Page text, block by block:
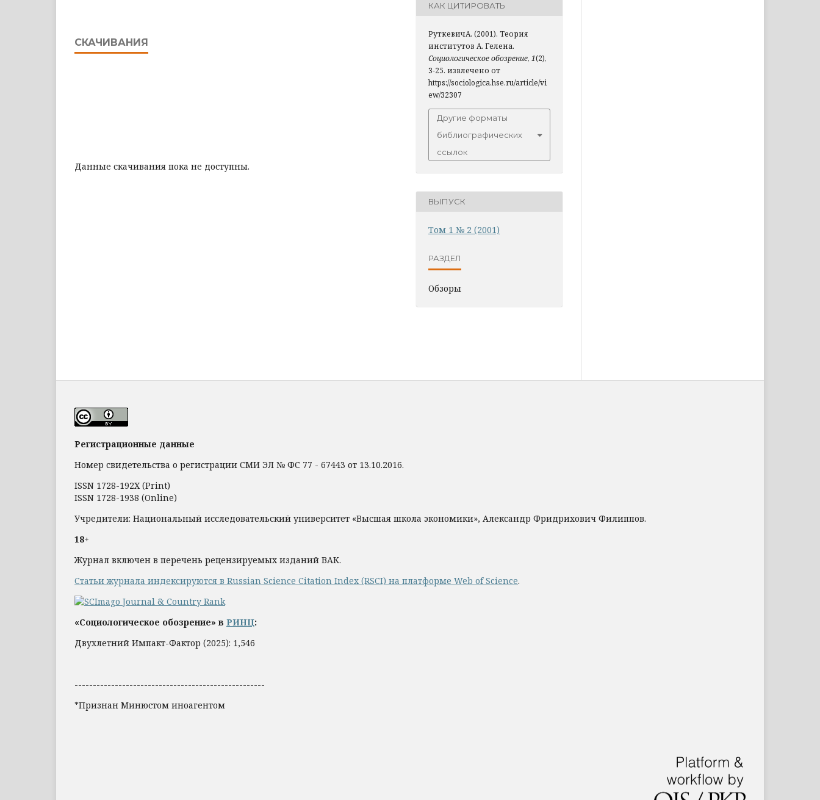
СКАЧИВАНИЯ
Данные скачивания пока не доступны.
КАК ЦИТИРОВАТЬ
РуткевичА. (2001). Теория
институтов А. Гелена.
Социологическое обозрение, 1(2),
3-25. извлечено от
https://sociologica.hse.ru/article/vi
ew/32307
Другие форматы
библиографических
ссылок
ВЫПУСК
Том 1 № 2 (2001)
РАЗДЕЛ
Обзоры
Регистрационные данные
Номер свидетельства о регистрации СМИ ЭЛ № ФС 77 - 67443 от 13.10.2016.
ISSN 1728-192Х (Print)
ISSN 1728-1938 (Online)
Учредители: Национальный исследовательский университет «Высшая школа экономики», Александр Фридрихович Филиппов.
18+
Журнал включен в перечень рецензируемых изданий ВАК.
Статьи журнала индексируются в Russian Science Citation Index (RSCI) на платформе Web of Science.
«Социологическое обозрение» в РИНЦ:
Двухлетний Импакт-Фактор (2025): 1,546
----------------------------------------------------
*Признан Минюстом иноагентом